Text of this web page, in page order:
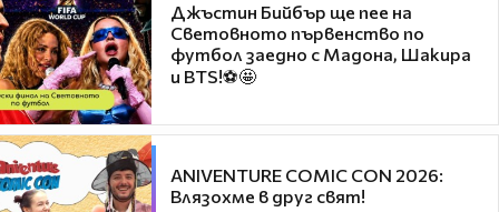
Джъстин Бийбър ще пее на
Световното първенство по
футбол заедно с Мадона, Шакира
и BTS!⚽🤩
ANIVENTURE COMIC CON 2026:
Влязохме в друг свят!